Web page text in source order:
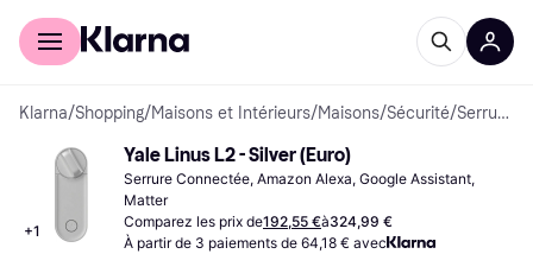
Acheter avec Klarna
Klarna/Shopping/Maisons et Intérieurs/Maisons/Sécurité/ Serrures
+1
Yale Linus L2 - Silver (Euro)
Serrure Connectée, Amazon Alexa, Google Assistant,
Matter
Comparez les prix de192,55 €à324,99 €
À partir de 3 paiements de 64,18 € avec